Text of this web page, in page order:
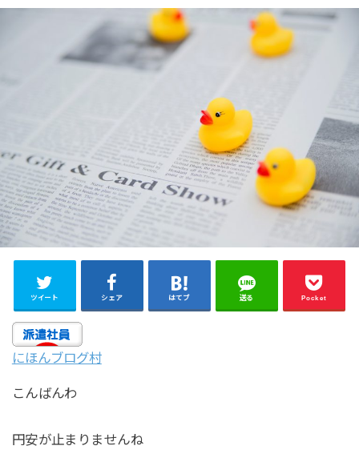
ツイート シェア はてブ 送る Pocket
にほんブログ村
こんばんわ
円安が止まりませんね